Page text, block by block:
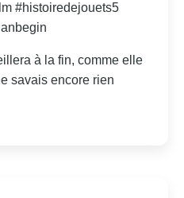
#histoiredejouets5
à la fin, comme elle
savais encore rien